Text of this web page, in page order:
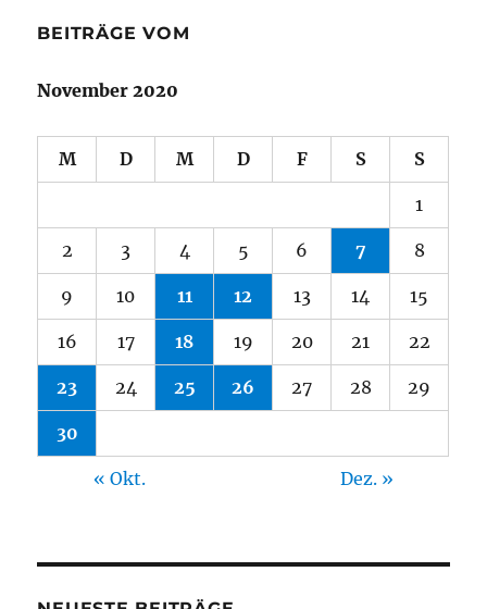
BEITRÄGE VOM
November 2020
M D M D F S S
1
2 3 4 5 6 7 8
9 10 11 12 13 14 15
16 17 18 19 20 21 22
23 24 25 26 27 28 29
30
« Okt. Dez. »